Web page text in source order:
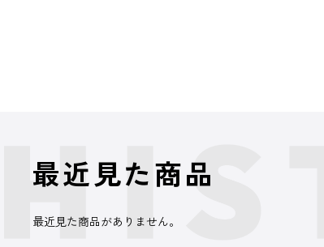
最近見た商品
最近見た商品がありません。